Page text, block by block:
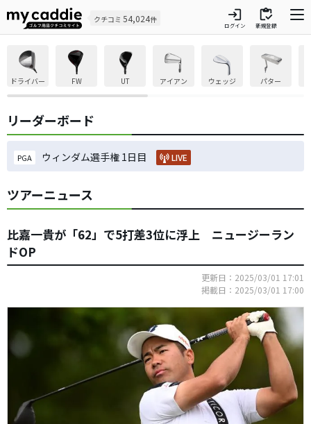
クチコミ 54,024件 login
ログイン
inventory
新規登録
ドライバー FW UT アイアン ウェッジ パター
リーダーボード
PGA ウィンダム選手権 1日目 LIVE
ツアーニュース
比嘉一貴が「62」で5打差3位に浮上 ニュージーラン
ドOP
更新日：2025/03/01 17:01
掲載日：2025/03/01 17:00